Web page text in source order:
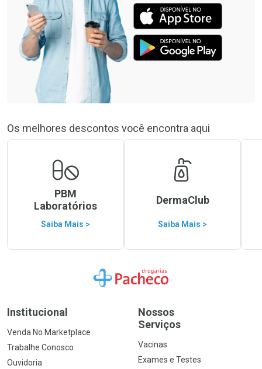
Os melhores descontos você encontra aqui
PBM
Laboratórios
Saiba Mais >
DermaClub
Saiba Mais >
Ir para a Home
Institucional
Venda No Marketplace
Trabalhe Conosco
Ouvidoria
Nossos
Serviços
Vacinas
Exames e Testes